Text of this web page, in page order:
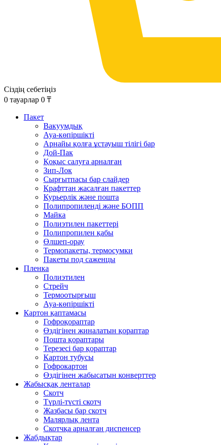
Сіздің себетіңіз
0 тауарлар 0 ₸
Пакет
Вакуумдық
Ауа-көпіршікті
Арнайы қолға ұстауыш тілігі бар
Дой-Пак
Қоқыс салуға арналған
Зип-Лок
Сырғытпасы бар слайдер
Крафттан жасалған пакеттер
Курьерлік және пошта
Полипропиленді және БОПП
Майка
Полиэтилен пакеттері
Полипропилен қабы
Өлшеп-орау
Термопакеты, термосумки
Пакеты под саженцы
Пленка
Полиэтилен
Стрейч
Термоотырғыш
Ауа-көпіршікті
Картон қаптамасы
Гофроқораптар
Өздігінен жиналатын қораптар
Пошта қораптары
Терезесі бар қораптар
Картон тубусы
Гофрокартон
Өздігінен жабысатын конверттер
Жабысқақ ленталар
Скотч
Түрлі-түсті скотч
Жазбасы бар скотч
Малярлық лента
Скотчқа арналған диспенсер
Жабдықтар